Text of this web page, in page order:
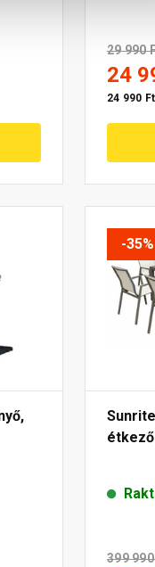
29 990
24
24 990
-35%
399